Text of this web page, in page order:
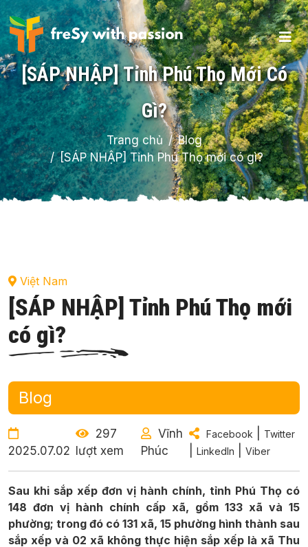
[SÁP NHẬP] Tỉnh Phú Thọ Mới Có
Gì?
Trang chủ
Blog
[SÁP NHẬP] Tỉnh Phú Thọ mới có gì?
Việt Nam
[SÁP NHẬP] Tỉnh Phú Thọ mới
có gì?
Blog
2025.07.02
297
lượt xem
Vĩnh
Phúc
Facebook Twitter
LinkedIn Viber
Sau khi sắp xếp đơn vị hành chính, tỉnh Phú Thọ có
148 đơn vị hành chính cấp xã, gồm 133 xã và 15
phường; trong đó có 131 xã, 15 phường hình thành sau
sắp xếp và 02 xã không thực hiện sắp xếp là xã Thu